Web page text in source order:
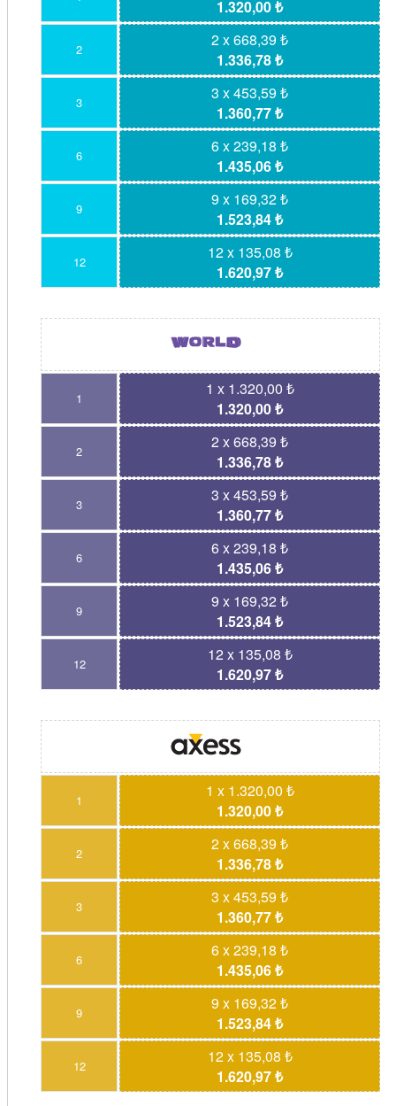
1.320,00 ₺
2
2 x 668,39 ₺
1.336,78 ₺
3
3 x 453,59 ₺
1.360,77 ₺
6
6 x 239,18 ₺
1.435,06 ₺
9
9 x 169,32 ₺
1.523,84 ₺
12
12 x 135,08 ₺
1.620,97 ₺
1
1 x 1.320,00 ₺
1.320,00 ₺
2
2 x 668,39 ₺
1.336,78 ₺
3
3 x 453,59 ₺
1.360,77 ₺
6
6 x 239,18 ₺
1.435,06 ₺
9
9 x 169,32 ₺
1.523,84 ₺
12
12 x 135,08 ₺
1.620,97 ₺
1
1 x 1.320,00 ₺
1.320,00 ₺
2
2 x 668,39 ₺
1.336,78 ₺
3
3 x 453,59 ₺
1.360,77 ₺
6
6 x 239,18 ₺
1.435,06 ₺
9
9 x 169,32 ₺
1.523,84 ₺
12
12 x 135,08 ₺
1.620,97 ₺